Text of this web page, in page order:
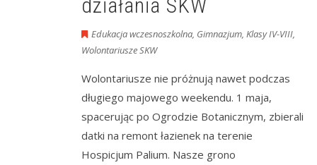
działania SKW
Edukacja wczesnoszkolna, Gimnazjum, Klasy IV-VIII,
Wolontariusze SKW
Wolontariusze nie próżnują nawet podczas
długiego majowego weekendu. 1 maja,
spacerując po Ogrodzie Botanicznym, zbierali
datki na remont łazienek na terenie
Hospicjum Palium. Nasze grono